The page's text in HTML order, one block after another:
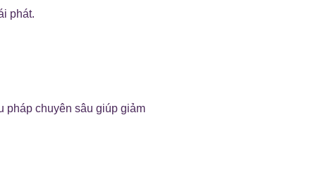
phát.
pháp chuyên sâu giúp giảm